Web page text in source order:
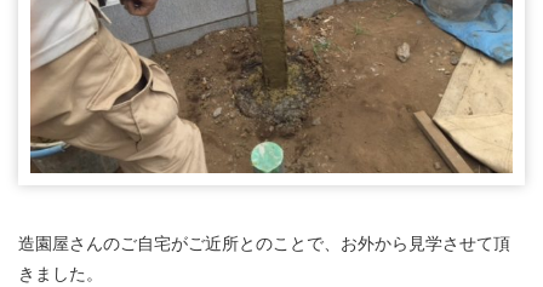
造園屋さんのご自宅がご近所とのことで、お外から見学させて頂
きました。